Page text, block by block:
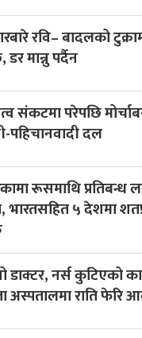
रवि– बादलको
मान्नु पर्दैन
संकटमा परेपछि
पहिचानवादी दल
रूसमाथि
भारतसहित ५ देशमा
डाक्टर, नर्स कुटिएको
अस्पतालमा राति फेरि